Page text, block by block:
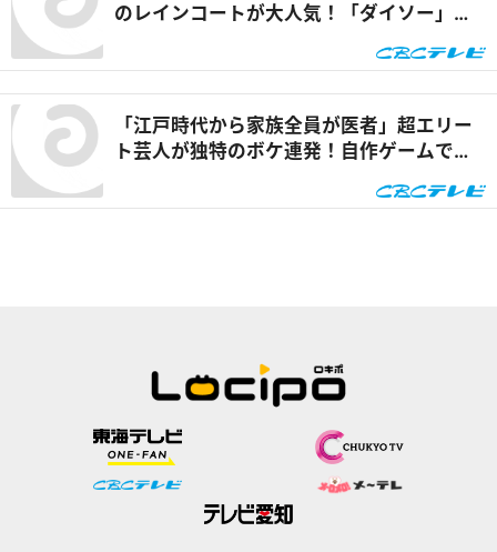
のレインコートが大人気！「ダイソー」で
「江戸時代から家族全員が医者」超エリー
ト芸人が独特のボケ連発！自作ゲームで三